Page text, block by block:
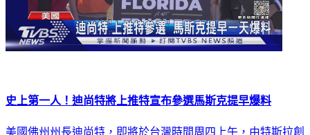
史上第一人！迪尚特將上推特宣布參選馬斯克提早爆料
美國佛州州長迪尚特，即將於台灣時間周四上午，由特斯拉創